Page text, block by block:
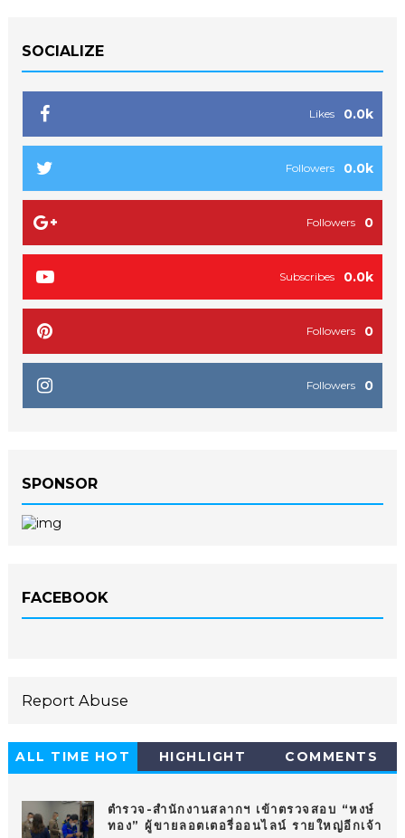
SOCIALIZE
0.0k
Likes
0.0k
Followers
0
Followers
0.0k
Subscribes
0
Followers
0
Followers
SPONSOR
FACEBOOK
Report Abuse
ALL TIME HOT
HIGHLIGHT COMMENTS
ตำรวจ-สำนักงานสลากฯ เข้าตรวจสอบ “หงษ์
ทอง” ผู้ขายลอตเตอรี่ออนไลน์ รายใหญ่อีกเจ้า